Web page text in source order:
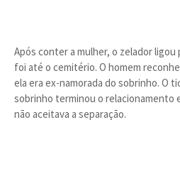
Após conter a mulher, o zelador
foi até o cemitério. O homem
ela era ex-namorada do sobrinho. O
sobrinho terminou o relacionamento
não aceitava a separação.